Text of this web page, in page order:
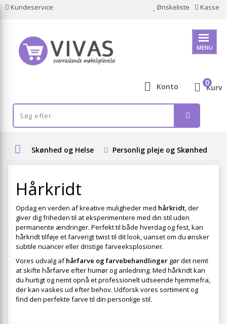
Kundeservice Ønskeliste Kasse
MENU
Konto Kurv
0
Skønhed og Helse Personlig pleje og Skønhed
Hårkridt
Opdag en verden af kreative muligheder med hårkridt, der
giver dig friheden til at eksperimentere med din stil uden
permanente ændringer. Perfekt til både hverdag og fest, kan
hårkridt tilføje et farverigt twist til dit look, uanset om du ønsker
subtile nuancer eller dristige farveeksplosioner.
Vores udvalg afhårfarve og farvebehandlinger gør det nemt
at skifte hårfarve efter humør og anledning. Med hårkridt kan
du hurtigt og nemt opnå et professionelt udseende hjemmefra,
der kan vaskes ud efter behov. Udforsk vores sortiment og
find den perfekte farve til din personlige stil.